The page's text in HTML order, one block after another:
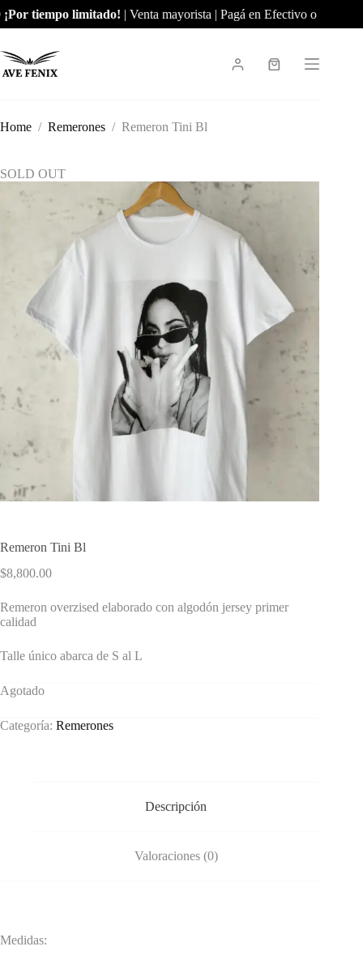
to
tiempo limitado!| Venta mayorista | Pagá en Efectivo o por
Shopping
Home / Remerones / Remeron Tini Bl
SOLD OUT
Remeron Tini Bl
$8,800.00
Remeron overzised elaborado con algodón jersey primer
calidad
Talle único abarca de S al L
Agotado
Categoría: Remerones
Descripción
Valoraciones (0)
Medidas: